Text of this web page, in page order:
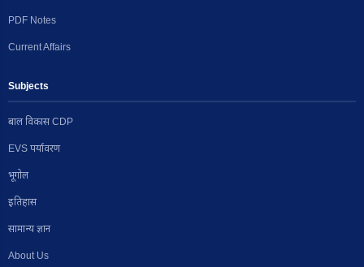
PDF Notes
Current Affairs
Subjects
बाल विकास CDP
EVS पर्यावरण
भूगोल
इतिहास
सामान्य ज्ञान
About Us